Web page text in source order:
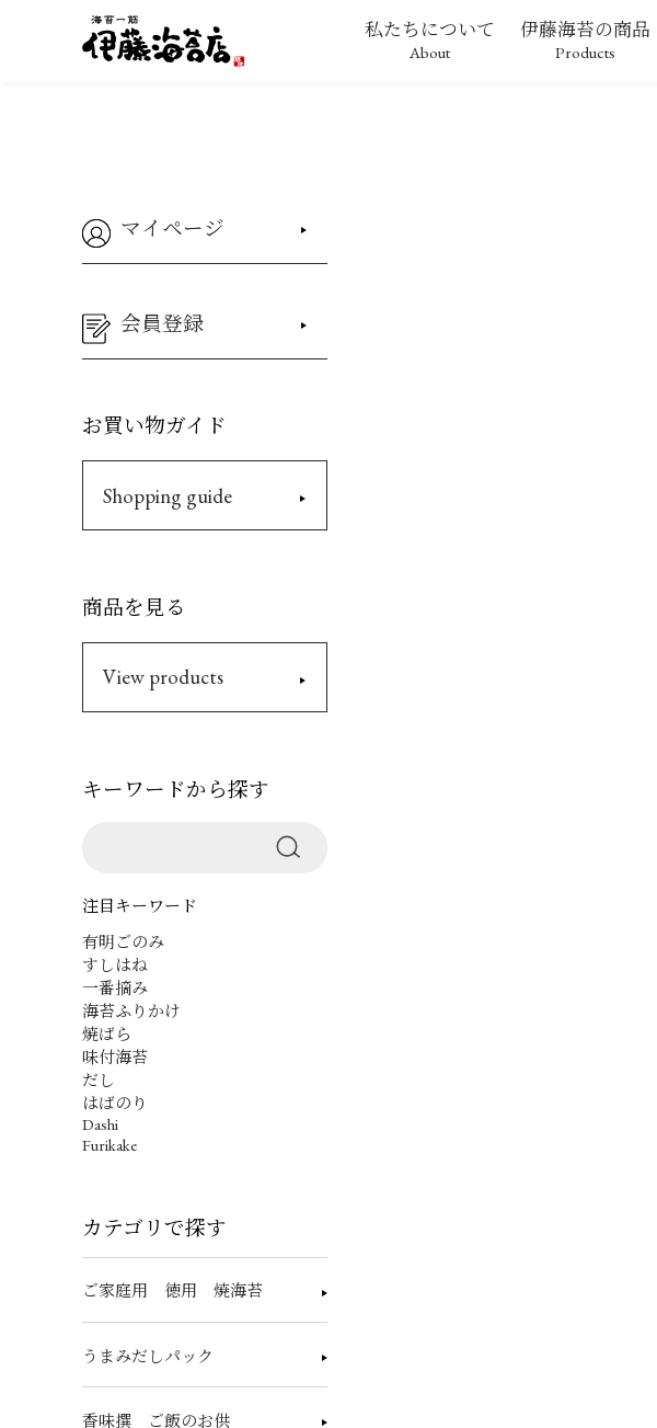
私たちについて
About
伊藤海苔の商品
Products
マイページ
会員登録
お買い物ガイド
Shopping guide
商品を見る
View products
キーワードから探す
注目キーワード
有明ごのみ
すしはね
一番摘み
海苔ふりかけ
焼ばら
味付海苔
だし
はばのり
Dashi
Furikake
カテゴリで探す
ご家庭用 徳用 焼海苔
うまみだしパック
香味撰 ご飯のお供